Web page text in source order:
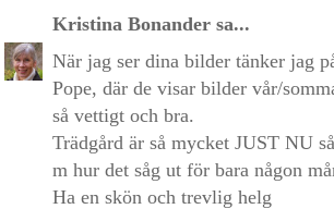
Kristina Bonander sa...
När jag ser dina bilder tänker jag
Pope, där de visar bilder vår/
så vettigt och bra.
Trädgård är så mycket JUST NU
m hur det såg ut för bara någon
Ha en skön och trevlig helg